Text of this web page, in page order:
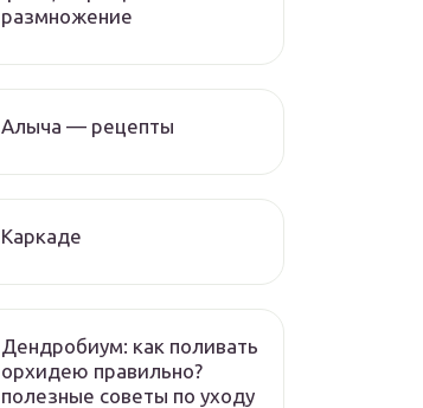
размножение
Алыча — рецепты
Каркаде
Дендробиум: как поливать
орхидею правильно?
полезные советы по уходу